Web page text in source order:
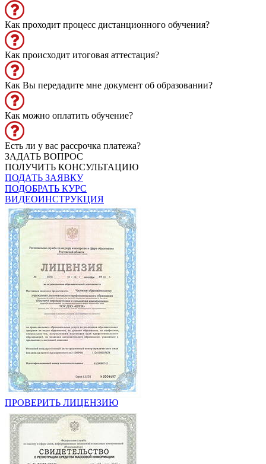
Как проходит процесс дистанционного обучения?
Как происходит итоговая аттестация?
Как Вы передадите мне документ об образовании?
Как можно оплатить обучение?
Есть ли у вас рассрочка платежа?
ЗАДАТЬ ВОПРОС
ПОЛУЧИТЬ КОНСУЛЬТАЦИЮ
ПОДАТЬ ЗАЯВКУ
ПОДОБРАТЬ КУРС
ВИДЕОИНСТРУКЦИЯ
ПРОВЕРИТЬ ЛИЦЕНЗИЮ